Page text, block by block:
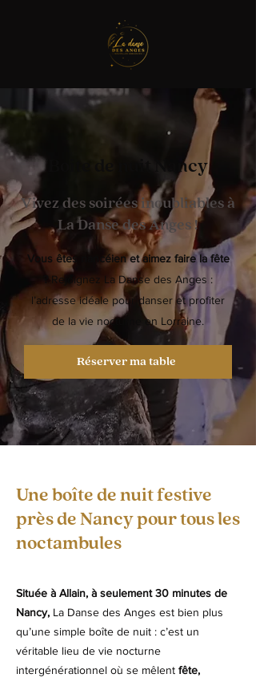
Boite de nuit Nancy
Vivez des soirées inoubliables à
La Danse des Anges !
Vous êtes nancéien et aimez faire la fête
Rejoignez La Danse des Anges :
l’adresse idéale pour danser et profiter
de la vie nocturne en Lorraine.
Réserver ma table
Une boîte de nuit festive
près de Nancy pour tous les
noctambules
Située à Allain, à seulement 30 minutes de
Nancy, La Danse des Anges est bien plus
qu’une simple boîte de nuit : c’est un
véritable lieu de vie nocturne
intergénérationnel où se mêlent fête,